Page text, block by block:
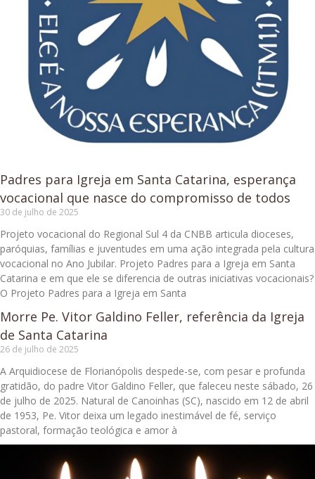
Padres para Igreja em Santa Catarina, esperança
vocacional que nasce do compromisso de todos
30 de julho de 2025
Projeto vocacional do Regional Sul 4 da CNBB articula dioceses,
paróquias, famílias e juventudes em uma ação integrada pela cultura
vocacional no Ano Jubilar. Projeto Padres para a Igreja em Santa
Catarina e em que ele se diferencia de outras iniciativas vocacionais?
O Projeto Padres para a Igreja em Santa
Morre Pe. Vitor Galdino Feller, referência da Igreja
de Santa Catarina
26 de julho de 2025
A Arquidiocese de Florianópolis despede-se, com pesar e profunda
gratidão, do padre Vitor Galdino Feller, que faleceu neste sábado, 26
de julho de 2025. Natural de Canoinhas (SC), nascido em 12 de abril
de 1953, Pe. Vitor deixa um legado inestimável de fé, serviço
pastoral, formação teológica e amor à